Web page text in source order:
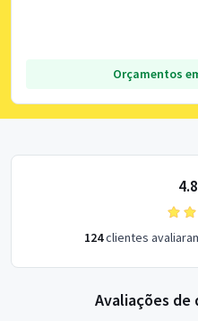
Orçamentos
124clientes
Avaliações